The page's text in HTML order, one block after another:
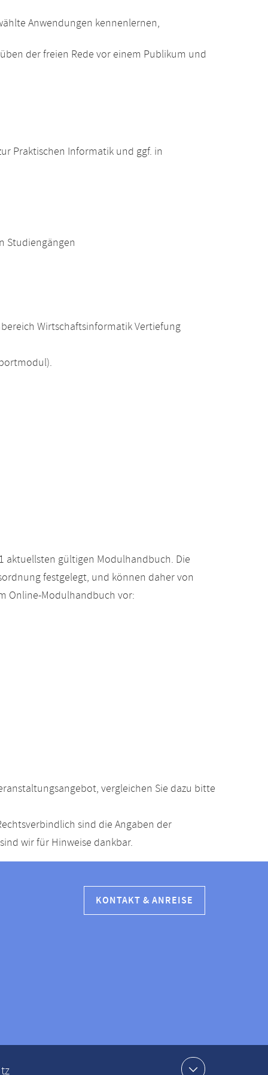
Anwendungen kennenlernen,
der freien Rede vor einem Publikum und
Praktischen Informatik und ggf. in
Studiengängen
Wirtschaftsinformatik Vertiefung
aktuellsten gültigen Modulhandbuch. Die
festgelegt, und können daher von
Online-Modulhandbuch vor:
vergleichen Sie dazu bitte
sind die Angaben der
wir für Hinweise dankbar.
KONTAKT & ANREISE